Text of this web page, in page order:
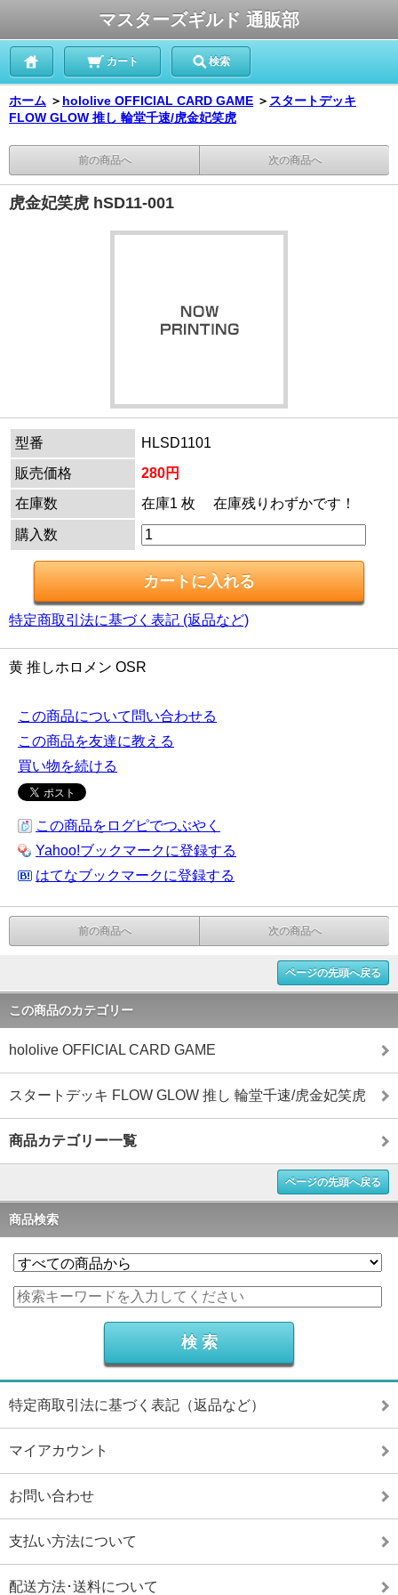
マスターズギルド 通販部
カート 検索
ホーム ＞ hololive OFFICIAL CARD GAME ＞ スタートデッキ
FLOW GLOW 推し 輪堂千速/虎金妃笑虎
前の商品へ 次の商品へ
虎金妃笑虎 hSD11-001
型番
HLSD1101
販売価格
280円
在庫数
在庫1 枚 在庫残りわずかです！
購入数
特定商取引法に基づく表記 (返品など)
黄 推しホロメン OSR
この商品について問い合わせる
この商品を友達に教える
買い物を続ける
この商品をログピでつぶやく
Yahoo!ブックマークに登録する
はてなブックマークに登録する
前の商品へ 次の商品へ
ページの先頭へ戻る
この商品のカテゴリー
hololive OFFICIAL CARD GAME
スタートデッキ FLOW GLOW 推し 輪堂千速/虎金妃笑虎
商品カテゴリー一覧
ページの先頭へ戻る
商品検索
特定商取引法に基づく表記（返品など）
マイアカウント
お問い合わせ
支払い方法について
配送方法･送料について